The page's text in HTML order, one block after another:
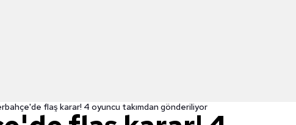
flaş karar! 4 oyuncu takımdan gönderiliyor